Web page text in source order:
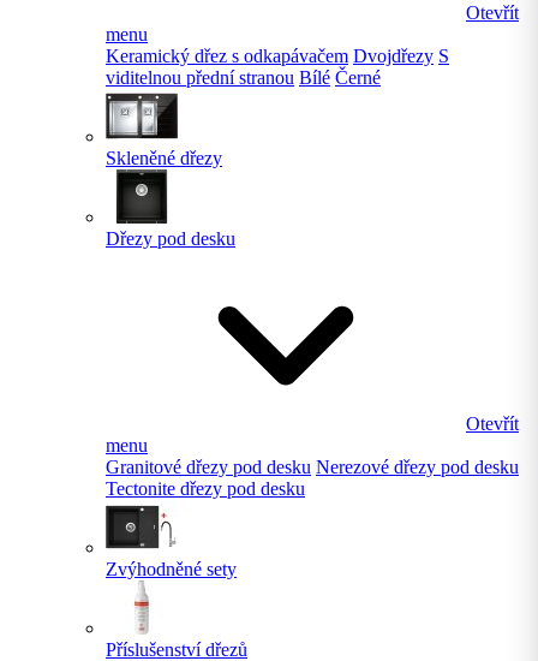
Otevřít
menu
Keramický dřez s odkapávačem Dvojdřezy S
viditelnou přední stranou Bílé Černé
Skleněné dřezy
Dřezy pod desku
Otevřít
menu
Granitové dřezy pod desku Nerezové dřezy pod desku
Tectonite dřezy pod desku
Zvýhodněné sety
Příslušenství dřezů